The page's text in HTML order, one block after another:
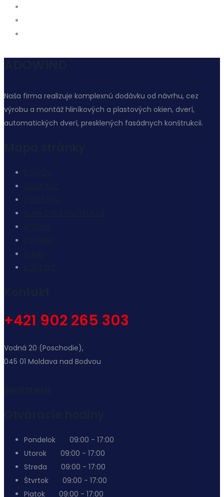
Naša firma realizuje komplexnú dodávku od návrhu, cez
výrobu a montáž hliníkových a plastových okien, dverí,
automatických dverí, presklených fasádnych konštrukcii.
+421 902 265 303
Vodná 20 (Poschodie),
045 01 Moldava nad Bodvou
Pondelok 09:00 - 17:00
Utorok 09:00 - 17:00
Streda 09:00 - 17:00
Štvrtok 09:00 - 17:00
Piatok 09:00 - 17:00